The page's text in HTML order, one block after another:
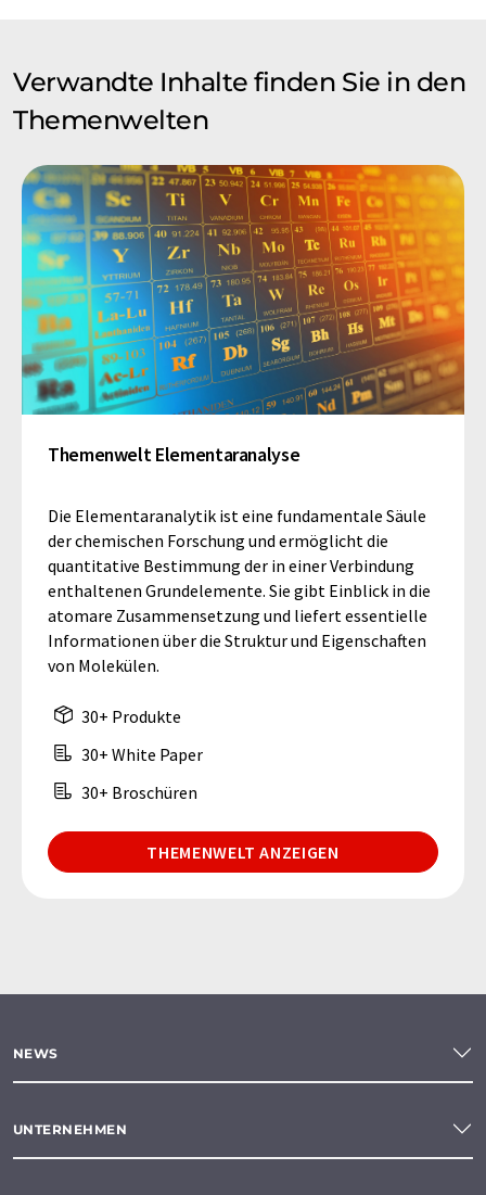
Verwandte Inhalte finden Sie in den
Themenwelten
Themenwelt Elementaranalyse
Die Elementaranalytik ist eine fundamentale Säule
der chemischen Forschung und ermöglicht die
quantitative Bestimmung der in einer Verbindung
enthaltenen Grundelemente. Sie gibt Einblick in die
atomare Zusammensetzung und liefert essentielle
Informationen über die Struktur und Eigenschaften
von Molekülen.
30+ Produkte
30+ White Paper
30+ Broschüren
THEMENWELT ANZEIGEN
NEWS
UNTERNEHMEN